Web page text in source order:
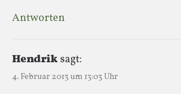
Antworten
Hendriksagt:
4. Februar 2013 um 13:03 Uhr